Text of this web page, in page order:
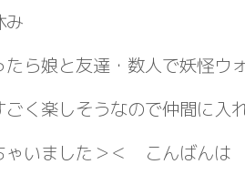
み
たら娘と友達・数人で妖怪ウ
ごく楽しそうなので仲間に
ゃいました＞＜ こんばん